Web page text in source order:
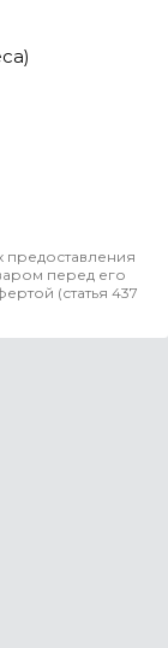
перед его
(статья 437